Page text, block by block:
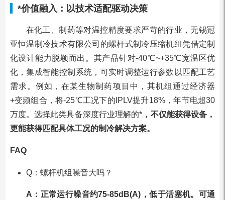
*价值融入：以技术适配驱动决策
在化工、制药等对温控精度要求严苛的行业，无锡冠
亚恒温制冷技术有限公司的螺杆式制冷压缩机组凭借定制
化设计能力脱颖而出。其产品针对-40℃~+35℃宽温区优
化，集成智能控制系统，可实时调整运行参数以匹配工艺
需求。例如，在某生物制药项目中，其机组通过经济器
+变频组合，将-25℃工况下的IPLV提升18%，年节电超30
万度。选择此类具备深度行业理解的* ，不仅能获得设备，
更能获得匹配具体工况的制冷解决方案。
FAQ
Q：螺杆机组噪音大吗？
A：正常运行噪音约75-85dB(A)，低于活塞机。可通